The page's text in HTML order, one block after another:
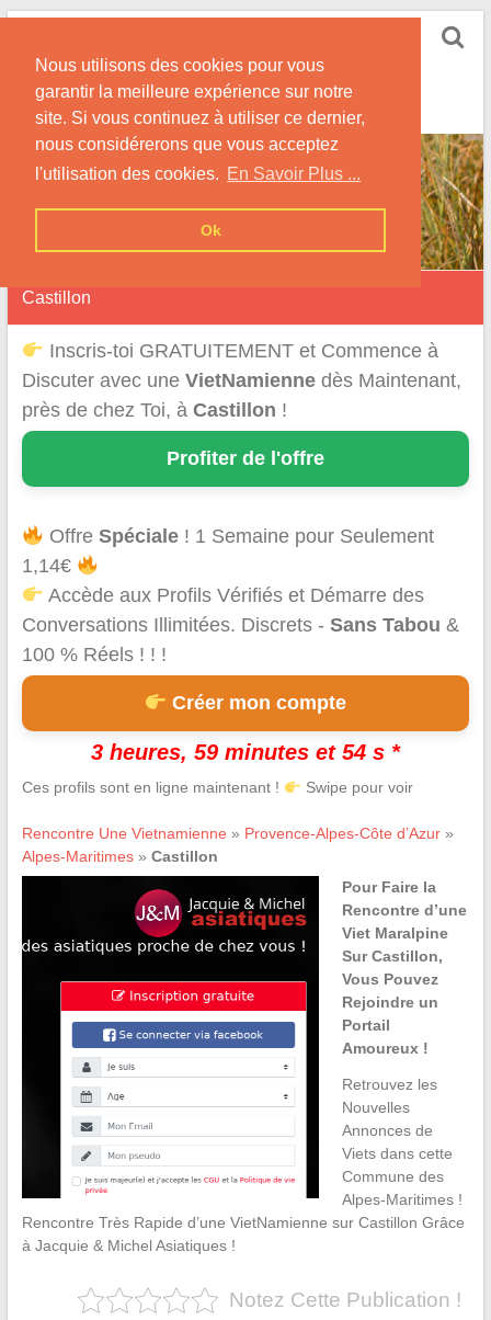
Nous utilisons des cookies pour vous
garantir la meilleure expérience sur notre
site. Si vous continuez à utiliser ce dernier,
nous considérerons que vous acceptez
l'utilisation des cookies. En Savoir Plus ...
Ok
Skip
contentVietnamienne
Rencontre une Célibataire Originaire du VietNam !
Castillon
Inscris-toi GRATUITEMENT et Commence à
Discuter avec une VietNamiennedès Maintenant,
près de chez Toi, à Castillon !
Profiter de l'offre
OffreSpéciale ! 1 Semaine pour Seulement
1,14€
Accède aux Profils Vérifiés et Démarre des
Conversations Illimitées. Discrets - Sans Tabou &
100 % Réels ! ! !
Créer mon compte
3 heures, 59 minutes et 54 s *
Ces profils sont en ligne maintenant ! Swipe pour voir
Rencontre Une Vietnamienne » Provence-Alpes-Côte d’Azur»
Alpes-Maritimes» Castillon
Pour Faire la
Rencontre d’une
Viet Maralpine
Sur Castillon,
Vous Pouvez
Rejoindre un
Portail
Amoureux !
Retrouvez les
Nouvelles
Annonces de
Viets dans cette
Commune des
Alpes-Maritimes !
Rencontre Très Rapide d’une VietNamienne sur Castillon Grâce
à Jacquie & Michel Asiatiques !
Notez Cette Publication !